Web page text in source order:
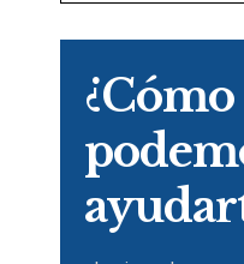
¿Cómo